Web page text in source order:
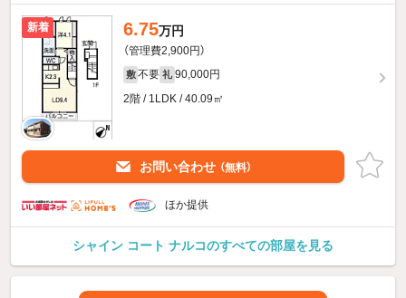
新着 6.75万円
（管理費2,900円）
敷 不要 礼 90,000円
2階 / 1LDK / 40.09㎡
お問い合わせ （無料）
ほか提供
シャイン コート ナルコのすべての部屋を見る